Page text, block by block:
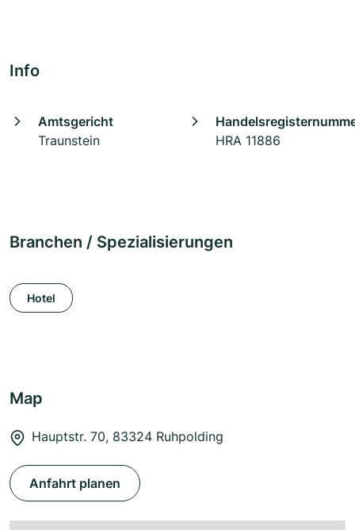
Info
Amtsgericht
Traunstein
HRA 11886
Branchen / Spezialisierungen
Hotel
Map
Hauptstr. 70, 83324 Ruhpolding
Anfahrt planen